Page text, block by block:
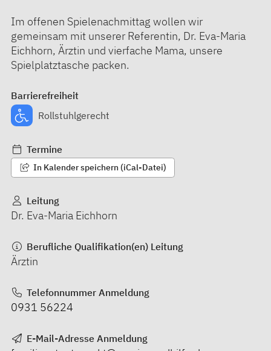
Im offenen Spielenachmittag wollen wir
gemeinsam mit unserer Referentin, Dr. Eva-Maria
Eichhorn, Ärztin und vierfache Mama, unsere
Spielplatztasche packen.
Barrierefreiheit
Rollstuhlgerecht
Termine
In Kalender speichern (iCal-Datei)
Leitung
Dr. Eva-Maria Eichhorn
Berufliche Qualifikation(en) Leitung
Ärztin
Telefonnummer Anmeldung
0931 56224
E-Mail-Adresse Anmeldung